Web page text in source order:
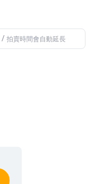
/ 拍賣時間會自動延長